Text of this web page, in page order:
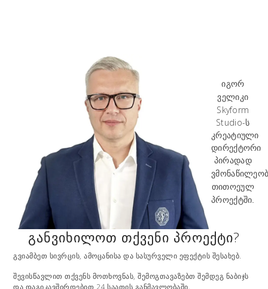
ᲒᲐᲜᲕᲘᲮᲘᲚᲝᲗ ᲗᲥᲕᲔᲜᲘ ᲞᲠᲝᲔᲥᲢᲘ?
გვიამბეთ სივრცის, ამოცანისა და სასურველი ეფექტის შესახებ.
შევისწავლით თქვენს მოთხოვნას, შემოგთავაზებთ შემდეგ ნაბიჯს
იგორ
ველიკი
Skyform
Studio-ს
კრეატიული
დირექტორი
პირადად
თითოეულ
პროექტში.